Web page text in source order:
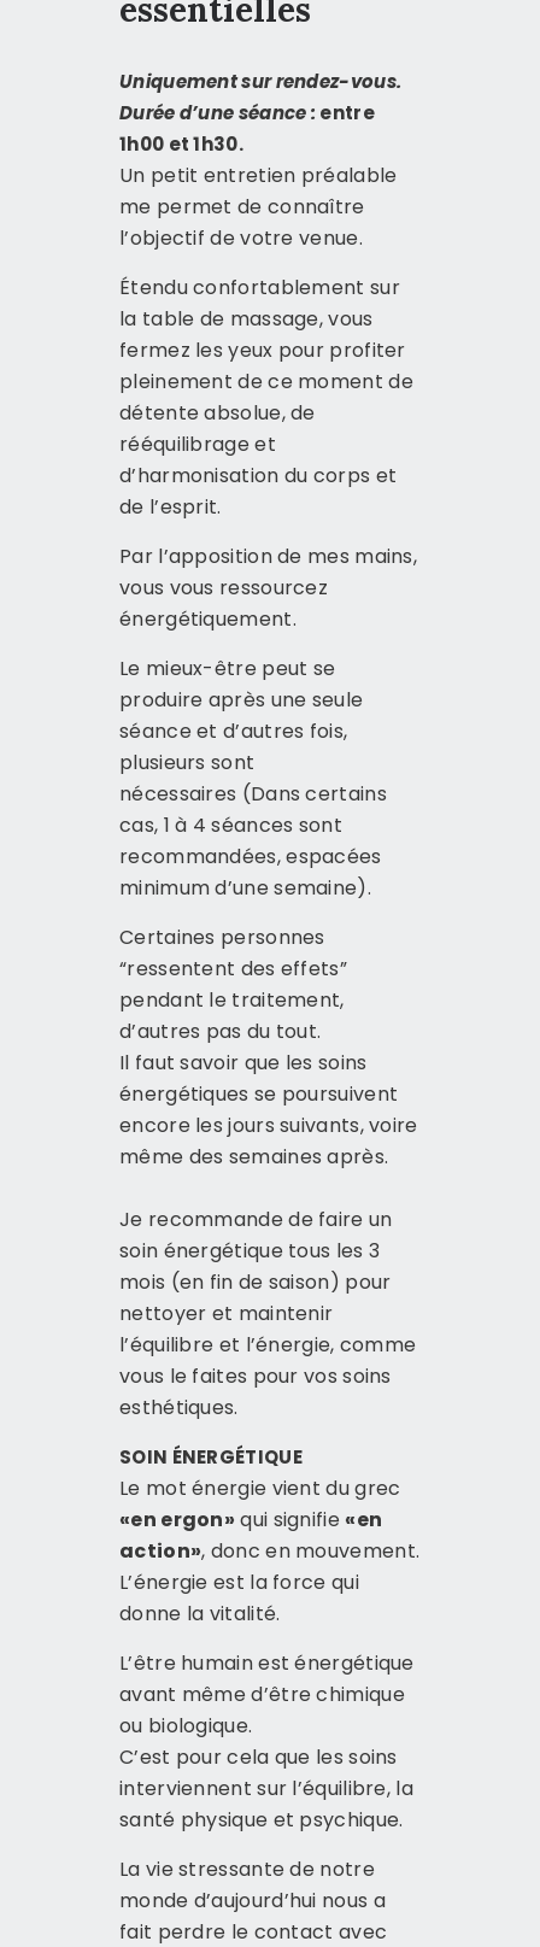
CONTACT
essentielles
Uniquement sur rendez-vous.
Durée d’une séance : entre
1h00 et 1h30.
Un petit entretien préalable
me permet de connaître
l’objectif de votre venue.
Étendu confortablement sur
la table de massage, vous
fermez les yeux pour profiter
pleinement de ce moment de
détente absolue, de
rééquilibrage et
d’harmonisation du corps et
de l’esprit.
Par l’apposition de mes mains,
vous vous ressourcez
énergétiquement.
Le mieux-être peut se
produire après une seule
séance et d’autres fois,
plusieurs sont
nécessaires (Dans certains
cas, 1 à 4 séances sont
recommandées, espacées
minimum d’une semaine).
Certaines personnes
“ressentent des effets”
pendant le traitement,
d’autres pas du tout.
Il faut savoir que les soins
énergétiques se poursuivent
encore les jours suivants, voire
même des semaines après.
Je recommande de faire un
soin énergétique tous les 3
mois (en fin de saison) pour
nettoyer et maintenir
l’équilibre et l’énergie, comme
vous le faites pour vos soins
esthétiques.
SOIN ÉNERGÉTIQUE
Le mot énergie vient du grec
«en ergon» qui signifie «en
action», donc en mouvement.
L’énergie est la force qui
donne la vitalité.
L’être humain est énergétique
avant même d’être chimique
ou biologique.
C’est pour cela que les soins
interviennent sur l’équilibre, la
santé physique et psychique.
La vie stressante de notre
monde d’aujourd’hui nous a
fait perdre le contact avec